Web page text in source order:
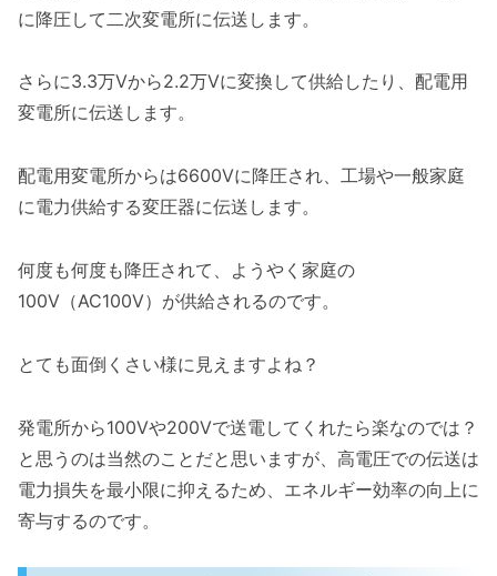
に降圧して二次変電所に伝送します。
さらに3.3万Vから2.2万Vに変換して供給したり、配電用
変電所に伝送します。
配電用変電所からは6600Vに降圧され、工場や一般家庭
に電力供給する変圧器に伝送します。
何度も何度も降圧されて、ようやく家庭の
100V（AC100V）が供給されるのです。
とても面倒くさい様に見えますよね？
発電所から100Vや200Vで送電してくれたら楽なのでは？
と思うのは当然のことだと思いますが、高電圧での伝送は
電力損失を最小限に抑えるため、エネルギー効率の向上に
寄与するのです。